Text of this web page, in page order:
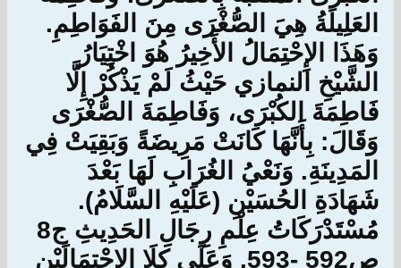
العَلِيلَةُ هِيَ الصُّغْرَى مِنَ الفَوَاطِمِ.
وَهَذَا الإِحْتِمَالُ الأَخِيرُ هُوَ اخْتِيَارُ
الشَّيْخِ النمازي حَيْثُ لَمْ يَذْكُرْ إِلَّا
فَاطِمَةَ الكُبْرَى، وَفَاطِمَةَ الصُّغْرَى
وَقَالَ: بِأَنَّهَا كَانَتْ مَرِيضَةً وَبَقِيَتْ فِي
المَدِينَةِ. وَنَعْيُ الغُرَابِ لَهَا بَعْدَ
شَهَادَةِ الحُسَيْنِ (عَلَيْهِ السَّلَامُ).
مُسْتَدْرَكَاتُ عِلْمِ رِجَالِ الحَدِيثِ ج8
ص592 -593. وَعَلَى كِلَا الإِحْتِمَالَيْنِ